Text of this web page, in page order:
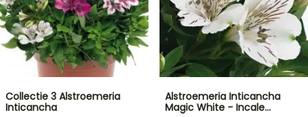
Collectie 3 Alstroemeria
Inticancha
Alstroemeria Inticancha
Magic White - Incale…